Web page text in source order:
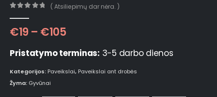
( Atsiliepimų dar nėra. )
€19 – €105
Pristatymo terminas: 3-5 darbo dienos
Kategorijos: Paveikslai, Paveikslai ant drobės
Žyma: Gyvūnai